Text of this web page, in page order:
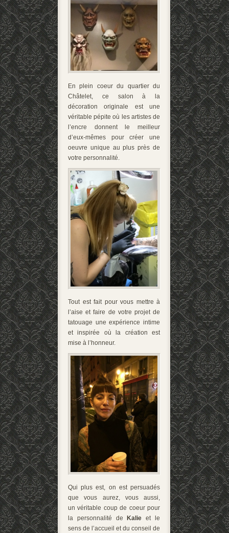
En plein coeur du quartier du
Châtelet, ce salon à la
décoration originale est une
véritable pépite où les artistes de
l’encre donnent le meilleur
d’eux-mêmes pour créer une
oeuvre unique au plus près de
votre personnalité.
Tout est fait pour vous mettre à
l’aise et faire de votre projet de
tatouage une expérience intime
et inspirée où la création est
mise à l’honneur.
Qui plus est, on est persuadés
que vous aurez, vous aussi,
un véritable coup de coeur pour
la personnalité de
Kalie et le
sens de l’accueil et du conseil de